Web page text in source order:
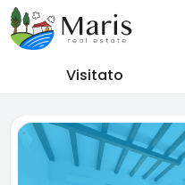
Visitato